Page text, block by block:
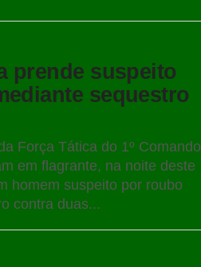
prende suspeito
sequestro
Força Tática do 1º Comando
em flagrante, na noite deste
homem suspeito por roubo
contra duas...